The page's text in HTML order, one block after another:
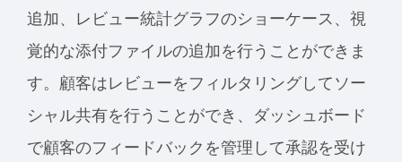
追加、レビュー統計グラフのショーケース、視
覚的な添付ファイルの追加を行うことができま
す。顧客はレビューをフィルタリングしてソー
シャル共有を行うことができ、ダッシュボード
で顧客のフィードバックを管理して承認を受け